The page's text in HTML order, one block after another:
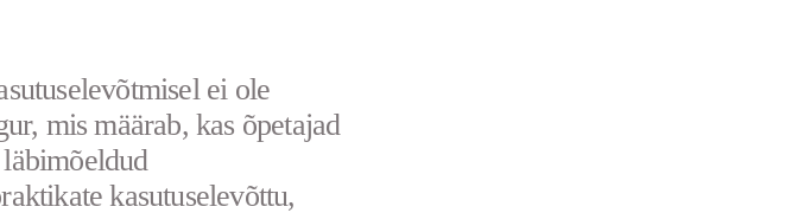
ei ole
mis määrab, kas õpetajad
kasutuselevõttu,